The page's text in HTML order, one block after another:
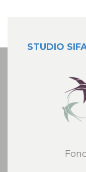
STUDIO